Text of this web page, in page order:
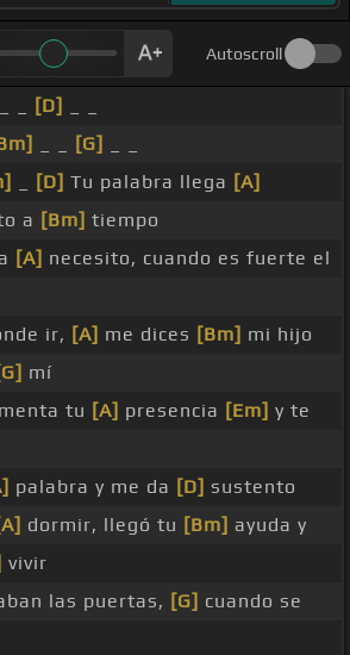
Autoscroll
[D]
[G]
[D] Tu palabra llega [A]
a [Bm] tiempo
[A] necesito, cuando es fuerte el
ir, [A] me dices [Bm] mi hijo
mí
tu [A] presencia [Em] y te
palabra y me da [D] sustento
dormir, llegó tu [Bm] ayuda y
vivir
las puertas, [G] cuando se